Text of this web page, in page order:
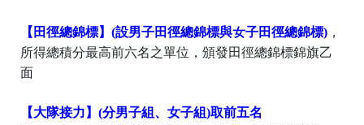
【 田徑總錦標】 (設男子田徑總錦標與女子田徑總錦標) ，
所得總積分最高前六名之單位，頒發田徑總錦標錦旗乙
面
【大隊接力 】 (分男子組、女子組)取前五名